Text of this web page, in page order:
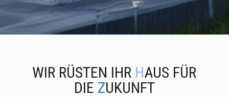
WIR RÜSTEN IHR HAUS FÜR
DIE ZUKUNFT